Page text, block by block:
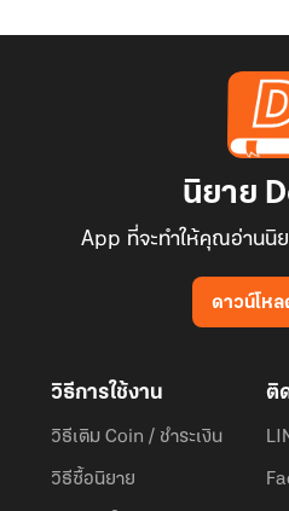
นิยาย
App ที่จะทำให้คุณอ่านนิ
ดาวน์โห
วิธีการใช้งาน
วิธีเติม Coin / ชำระเงิน
วิธีซื้อนิยาย
ติ